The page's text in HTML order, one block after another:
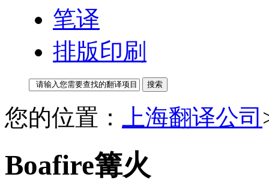
笔译
排版印刷
您的位置： 上海翻译公司
Boafire篝火